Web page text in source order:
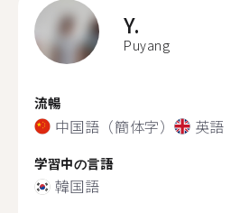
Y.
Puyang
流暢
中国語（簡体字） 英語
学習中の言語
韓国語